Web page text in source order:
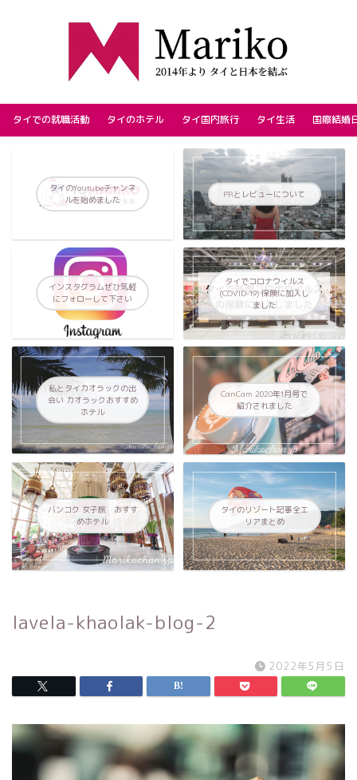
タイでの就職活動 タイのホテル タイ国内旅行 タイ生活 国際結婚
タイのYoutubeチャンネ
ルを始めました
PRとレビューについて
インスタグラムぜひ気軽
にフォローして下さい
タイでコロナウイルス
(COVID-19) 保険に加入し
ました
私とタイカオラックの出
会い カオラックおすすめ
ホテル
CanCam 2020年1月号で
紹介されました
バンコク 女子旅 おすす
めホテル
タイのリゾート記事全エ
リアまとめ
lavela-khaolak-blog-2
2022年5月5日